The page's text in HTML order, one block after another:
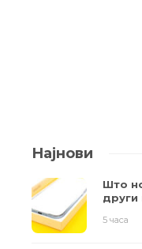
Најнови
Што
5 часа